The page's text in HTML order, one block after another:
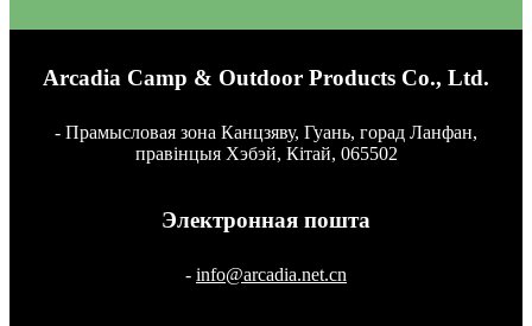
Arcadia Camp & Outdoor Products Co., Ltd.
- Прамысловая зона Канцзяву, Гуань, горад Ланфан,
правінцыя Хэбэй, Кітай, 065502
Электронная пошта
- info@arcadia.net.cn